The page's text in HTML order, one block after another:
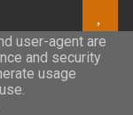
its services
user-agent are
and security
usage